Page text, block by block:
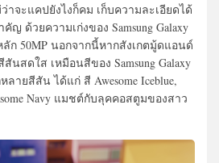
าจะแคปยังไงก็คม เก็บความละเอียดได้
ด้วยความเก่งของ Samsung Galaxy
ก 50MP นอกจากนี้หากสังเกตมู้ดแอนด์
สดใส เหมือนสีของ Samsung Galaxy
ลายสีสัน ได้แก่ สี Awesome Iceblue,
Navy แมชต์กับลุคคอสตูมของสาว